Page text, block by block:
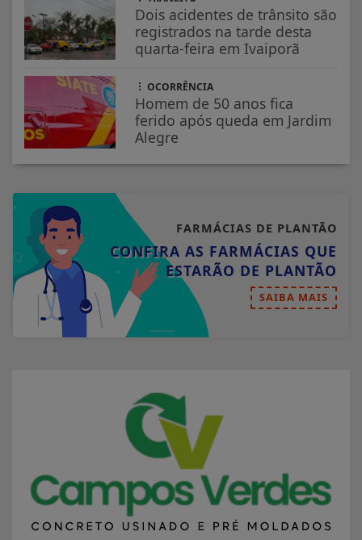
Dois acidentes de trânsito são
registrados na tarde desta
quarta-feira em Ivaiporã
OCORRÊNCIA
Homem de 50 anos fica
ferido após queda em Jardim
Alegre
FARMÁCIAS DE PLANTÃO
CONFIRA AS FARMÁCIAS QUE
ESTARÃO DE PLANTÃO
SAIBA MAIS